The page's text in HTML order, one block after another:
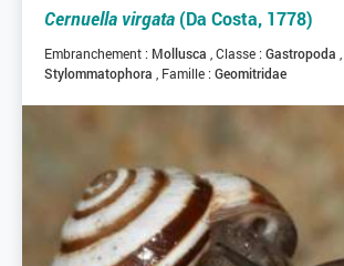
Cernuella virgata (Da Costa, 1778)
Embranchement : Mollusca Classe : Gastropoda
Stylommatophora
Famille : Geomitridae